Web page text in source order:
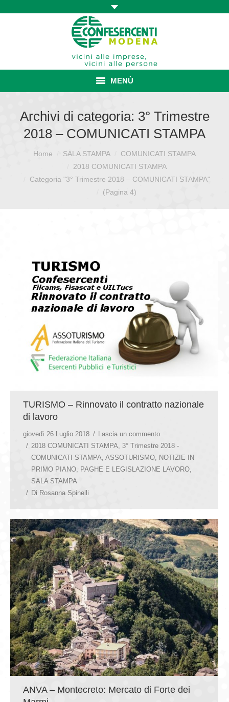
MENÙ
ASSOCIAZIONE
ISCRIZIONE E VANTAGGI
CONVENZIONI ISCRITTI
COMUNICATI E NEWS
CONTATTI
Archivi di categoria: 3° Trimestre
2018 – COMUNICATI STAMPA
Sei qui:Home SALA STAMPA
COMUNICATI STAMPA
2018 COMUNICATI STAMPA
Categoria "3° Trimestre 2018 – COMUNICATI STAMPA"
(Pagina 4)
TURISMO – Rinnovato il contratto nazionale
di lavoro
giovedì 26 Luglio 2018
Lascia un commento
2018 COMUNICATI STAMPA, 3° Trimestre 2018 -
COMUNICATI STAMPA, ASSOTURISMO, NOTIZIE IN
PRIMO PIANO, PAGHE E LEGISLAZIONE LAVORO,
SALA STAMPA
Di Rosanna Spinelli
ANVA – Montecreto: Mercato di Forte dei